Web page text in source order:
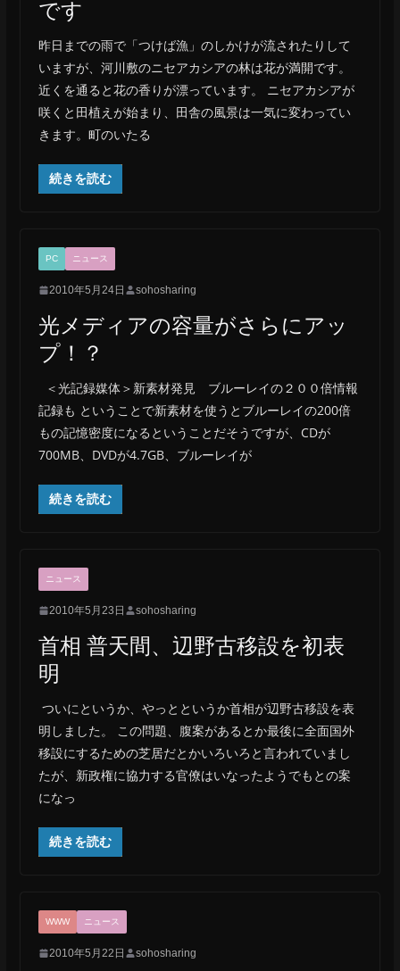
です
昨日までの雨で「つけば漁」のしかけが流されたりして
いますが、河川敷のニセアカシアの林は花が満開です。
近くを通ると花の香りが漂っています。 ニセアカシアが
咲くと田植えが始まり、田舎の風景は一気に変わってい
きます。町のいたる
続きを読む
PC ニュース
2010年5月24日 sohosharing
光メディアの容量がさらにアッ
プ！？
＜光記録媒体＞新素材発見 ブルーレイの２００倍情報
記録も ということで新素材を使うとブルーレイの200倍
もの記憶密度になるということだそうですが、CDが
700MB、DVDが4.7GB、ブルーレイが
続きを読む
ニュース
2010年5月23日 sohosharing
首相 普天間、辺野古移設を初表
明
ついにというか、やっとというか首相が辺野古移設を表
明しました。 この問題、腹案があるとか最後に全面国外
移設にするための芝居だとかいろいろと言われていまし
たが、新政権に協力する官僚はいなったようでもとの案
になっ
続きを読む
WWW ニュース
2010年5月22日 sohosharing